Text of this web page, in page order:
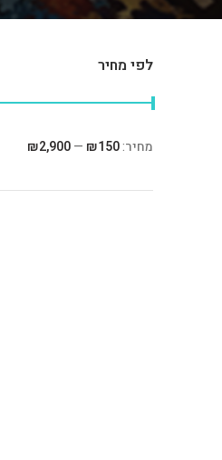
לפי מחיר
מחיר:₪150
—
₪2,900